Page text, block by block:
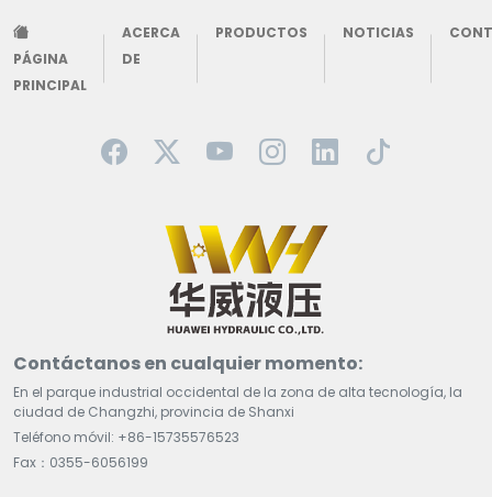
PÁGINA
PRINCIPAL
ACERCA
DE
PRODUCTOS NOTICIAS
Contáctanos en cualquier momento:
En el parque industrial occidental de la zona de alta tecnología, la
ciudad de Changzhi, provincia de Shanxi
Teléfono móvil: +86-15735576523
Fax：0355-6056199